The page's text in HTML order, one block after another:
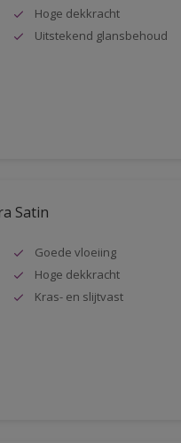
Hoge dekkracht
Uitstekend glansbehoud
Satin
Goede vloeiing
Hoge dekkracht
Kras- en slijtvast